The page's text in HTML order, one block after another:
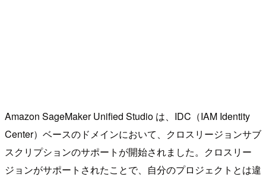
Amazon SageMaker Unified Studio は、IDC（IAM Identity
Center）ベースのドメインにおいて、クロスリージョンサブ
スクリプションのサポートが開始されました。クロスリー
ジョンがサポートされたことで、自分のプロジェクトとは違